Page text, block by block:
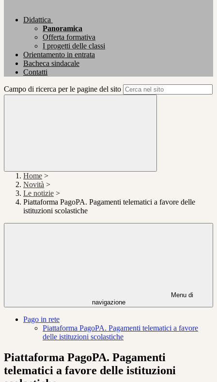
Didattica
Panoramica
Offerta formativa
I progetti delle classi
Orientamento in entrata
Bacheca sindacale
Contatti
Campo di ricerca per le pagine del sito
Home >
Novità >
Le notizie >
Piattaforma PagoPA. Pagamenti telematici a favore delle
istituzioni scolastiche
Menu di
navigazione
Pago in rete
Piattaforma PagoPA. Pagamenti telematici a favore
delle istituzioni scolastiche
Piattaforma PagoPA. Pagamenti
telematici a favore delle istituzioni